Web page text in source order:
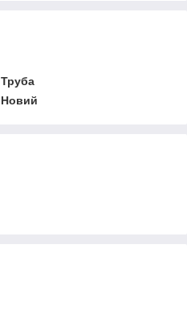
Труба
Новий